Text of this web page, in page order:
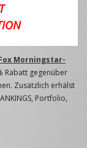
Morningstar-
Rabatt gegenüber
Zusätzlich erhälst
Portfolio,